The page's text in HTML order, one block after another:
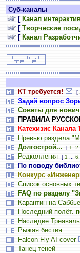
Суб-каналы
[ Канал
[ Творческие
[ Канал
КТ требуется! [
Задай вопрос
Советы для
ПРАВИЛА
Катехизис Канала
Превью раздела
Долгострой... [ 1 2
Редколлегия [ 1 6
По поводу
Конкурс
Список основных
FAQ по разделу
Карантин на
Последний полёт.
Наследие
Рыжая бестия.
Falcon Fly AI cover
Танец теней